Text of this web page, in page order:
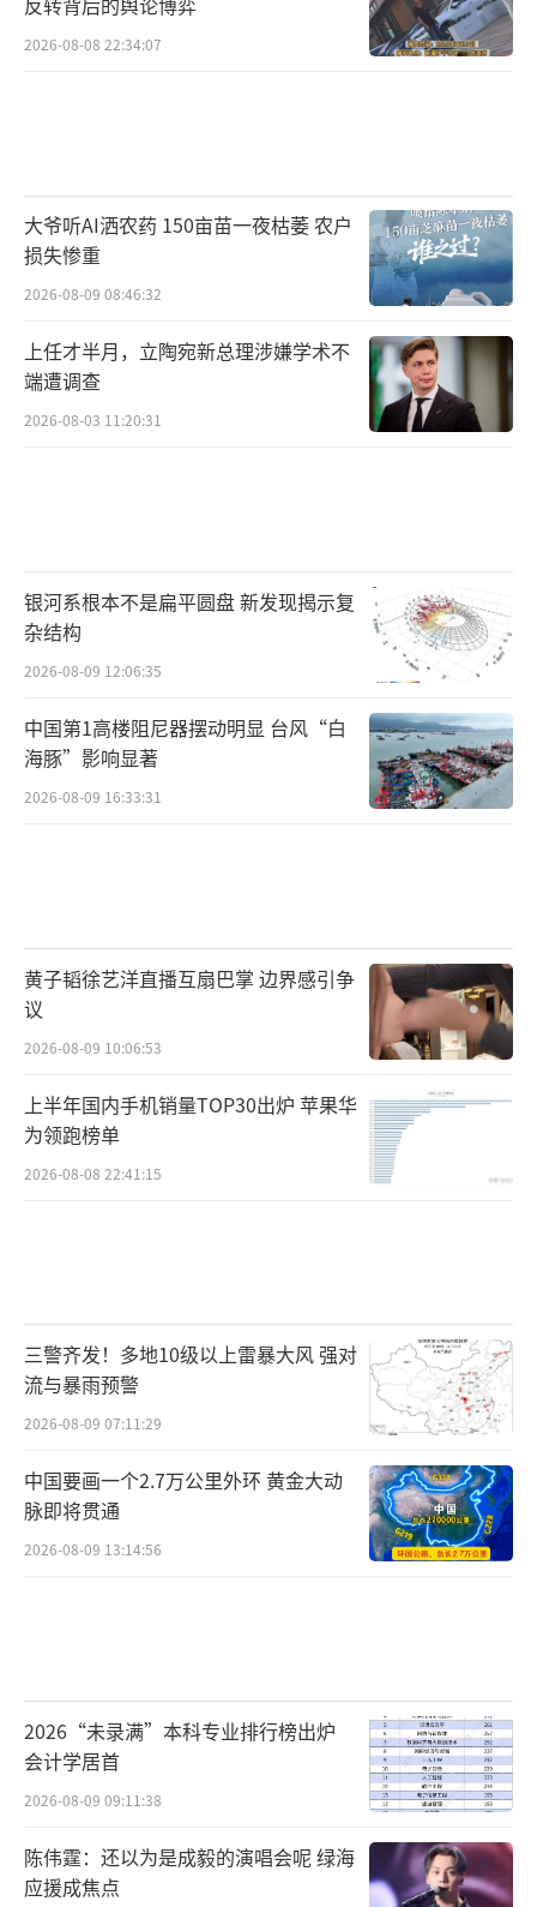
2026-08-08 22:34:07
大爷听AI洒农药 150亩苗一夜枯萎 农户
损失惨重
2026-08-09 08:46:32
上任才半月，立陶宛新总理涉嫌学术不
端遭调查
2026-08-03 11:20:31
银河系根本不是扁平圆盘 新发现揭示复
杂结构
2026-08-09 12:06:35
中国第1高楼阻尼器摆动明显 台风“白
海豚”影响显著
2026-08-09 16:33:31
黄子韬徐艺洋直播互扇巴掌 边界感引争
议
2026-08-09 10:06:53
上半年国内手机销量TOP30出炉 苹果华
为领跑榜单
2026-08-08 22:41:15
三警齐发！多地10级以上雷暴大风 强对
流与暴雨预警
2026-08-09 07:11:29
中国要画一个2.7万公里外环 黄金大动
脉即将贯通
2026-08-09 13:14:56
2026“未录满”本科专业排行榜出炉
会计学居首
2026-08-09 09:11:38
陈伟霆：还以为是成毅的演唱会呢 绿海
应援成焦点